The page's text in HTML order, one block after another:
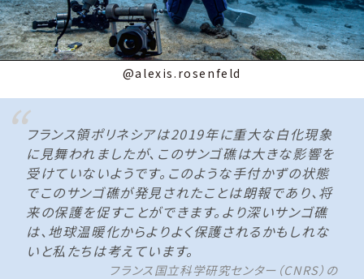
@alexis.rosenfeld
フランス領ポリネシアは2019年に重大な白化現象
に見舞われましたが、このサンゴ礁は大きな影響を
受けていないようです。このような手付かずの状態
でこのサンゴ礁が発見されたことは朗報であり、将
来の保護を促すことができます。より深いサンゴ礁
は、地球温暖化からよりよく保護されるかもしれな
いと私たちは考えています。
フランス国立科学研究センター（CNRS）の